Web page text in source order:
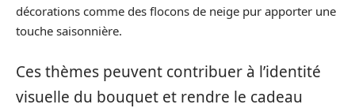
décorations comme des flocons de neige pur apporter une
touche saisonnière.
Ces thèmes peuvent contribuer à l’identité
visuelle du bouquet et rendre le cadeau